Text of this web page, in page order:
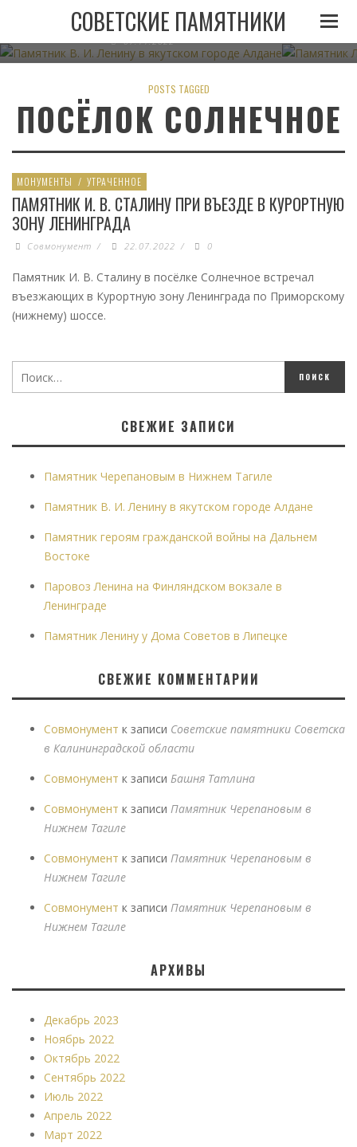
СОВЕТСКИЕ ПАМЯТНИКИ
ПАМЯТНИК В. И. ЛЕНИНУ В ЯКУТСКОМ ГОРОДЕ
АЛДАНЕ
07.11.2022
POSTS TAGGED
ПОСЁЛОК СОЛНЕЧНОЕ
МОНУМЕНТЫ / УТРАЧЕННОЕ
ПАМЯТНИК И. В. СТАЛИНУ ПРИ ВЪЕЗДЕ В КУРОРТНУЮ
ЗОНУ ЛЕНИНГРАДА
Совмонумент / 22.07.2022 / 0
Памятник И. В. Сталину в посёлке Солнечное встречал
въезжающих в Курортную зону Ленинграда по Приморскому
(нижнему) шоссе.
СВЕЖИЕ ЗАПИСИ
Памятник Черепановым в Нижнем Тагиле
Памятник В. И. Ленину в якутском городе Алдане
Памятник героям гражданской войны на Дальнем
Востоке
Паровоз Ленина на Финляндском вокзале в
Ленинграде
Памятник Ленину у Дома Советов в Липецке
СВЕЖИЕ КОММЕНТАРИИ
Совмонумент к записи Советские памятники Советска
в Калининградской области
Совмонумент к записи Башня Татлина
Совмонумент к записи Памятник Черепановым в
Нижнем Тагиле
Совмонумент к записи Памятник Черепановым в
Нижнем Тагиле
Совмонумент к записи Памятник Черепановым в
Нижнем Тагиле
АРХИВЫ
Декабрь 2023
Ноябрь 2022
Октябрь 2022
Сентябрь 2022
Июль 2022
Апрель 2022
Март 2022